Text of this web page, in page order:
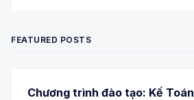
FEATURED POSTS
Chương trình đào tạo: Kế Toán